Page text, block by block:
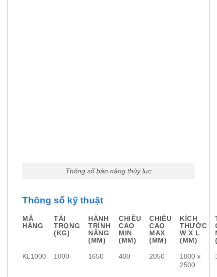
Thông số bàn nâng thủy lực
Thông số kỹ thuật
MÃ
HÀNG
TẢI
TRỌNG
(KG)
HÀNH
TRÌNH
NÂNG
(MM)
CHIỀU
CAO
MIN
(MM)
CHIỀU
CAO
MAX
(MM)
KÍCH
THƯỚC
W X L
(MM)
KL1000 1000 1650 400 2050
1800 x
2500